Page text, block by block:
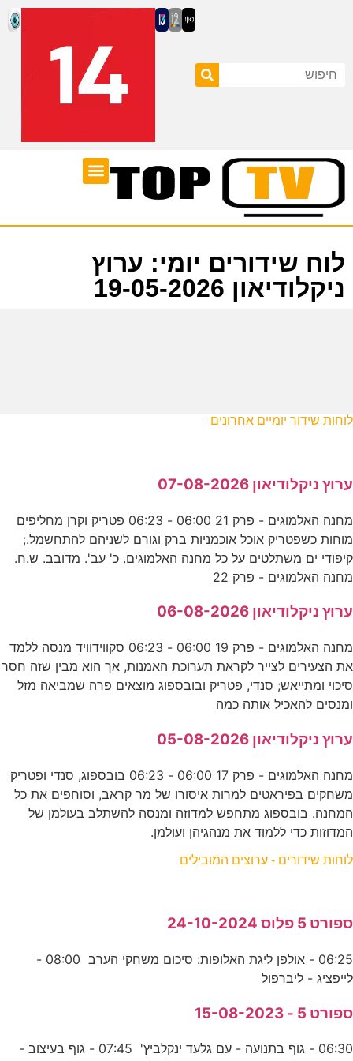
לוח שידורים יומי: ערוץ
ניקלודיאון 19-05-2026
לוחות שידור יומיים אחרונים
ערוץ ניקלודיאון 07-08-2026
מחנה האלמוגים - פרק 21 06:00 - 06:23 פטריק וקרן מחליפים
מוחות כשפטריק אוכל אוכמניות ברק וגורם לשניהם להתחשמל.;
קיפודי ים משתלטים על כל מחנה האלמוגים. כ' עב'. מדובב. ש.ח.
מחנה האלמוגים - פרק 22
ערוץ ניקלודיאון 06-08-2026
מחנה האלמוגים - פרק 19 06:00 - 06:23 סקווידוויד מנסה ללמד
את הצעירים לצייר לקראת תערוכת האמנות, אך הוא מבין שזה חסר
סיכוי ומתייאש; סנדי, פטריק ובובספוג מוצאים פרה שמביאה מזל
ומנסים להאכיל אותה כמה
ערוץ ניקלודיאון 05-08-2026
מחנה האלמוגים - פרק 17 06:00 - 06:23 בובספוג, סנדי ופטריק
משחקים בפיראטים למרות איסורו של מר קראב, וסוחפים את כל
המחנה. בובספוג מתחפש למדוזה ומנסה להשתלב בעולמן של
המדוזות כדי ללמוד את מנהגיהן ועולמן.
לוחות שידורים - ערוצים המובילים
ספורט 5 פלוס 24-10-2024
06:25 - אולפן ליגת האלופות: סיכום משחקי הערב 08:00 -
לייפציג - ליברפול
ספורט 5 - 15-08-2023
06:30 - גוף בתנועה - עם גלעד ינקלביץ' 07:45 - גוף בעיצוב -